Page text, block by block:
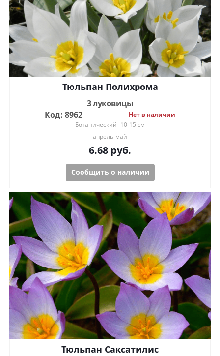
Тюльпан Полихрома
3 луковицы
Код: 8962
Нет в наличии
Ботанический 10-15 см
апрель-май
6.68 руб.
Сообщить о наличии
Тюльпан Саксатилис